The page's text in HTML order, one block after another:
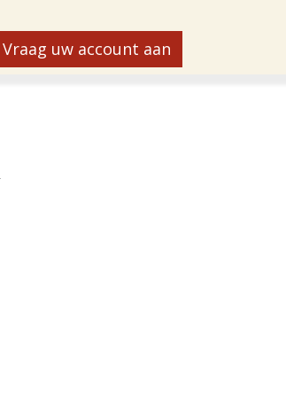
Vraag uw account aan